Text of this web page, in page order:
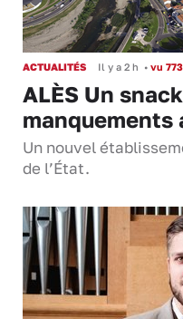
ACTUALITÉS Il y a 2 h • vu
ALÈS Un
manquements
Un nouvel
de l’État.